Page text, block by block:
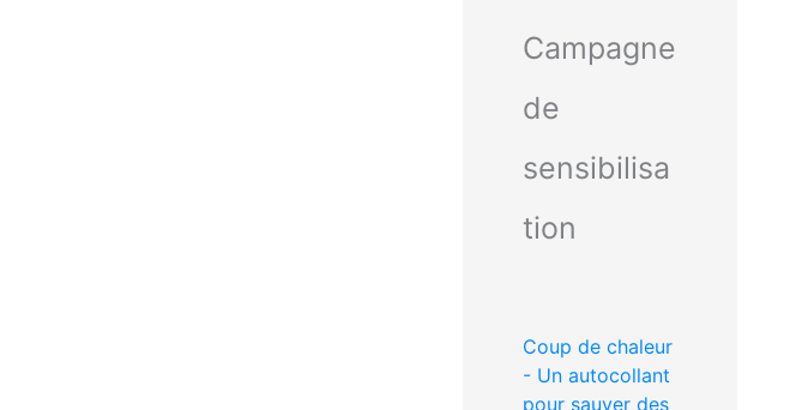
Campagne
de
sensibilisa
tion
Coup de chaleur
- Un autocollant
pour sauver des